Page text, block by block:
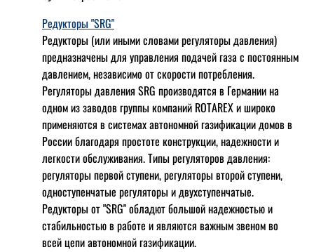
Редукторы "SRG"
Редукторы (или иными словами регуляторы давления)
предназначены для управления подачей газа с постоянным
давлением, независимо от скорости потребления.
Регуляторы давления SRG производятся в Германии на
одном из заводов группы компаний ROTAREX и широко
применяются в системах автономной газификации домов в
России благодаря простоте конструкции, надежности и
легкости обслуживания. Типы регуляторов давления:
регуляторы первой ступени, регуляторы второй ступени,
одноступенчатые регуляторы и двухступенчатые.
Редукторы от "SRG" обладют большой надежностью и
стабильностью в работе и являются важным звеном во
всей цепи автономной газификации.